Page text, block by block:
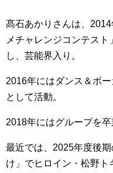
髙石あかりさんは、
メチャレンジコンテス
し、芸能界入り。
2016年にはダンス＆ボ
として活動。
2018年にはグループを卒
最近では、2025年度後
け」でヒロイン・松野ト